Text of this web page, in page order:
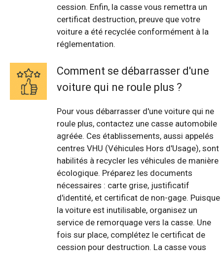
cession. Enfin, la casse vous remettra un
certificat destruction, preuve que votre
voiture a été recyclée conformément à la
réglementation.
Comment se débarrasser d'une
voiture qui ne roule plus ?
Pour vous débarrasser d'une voiture qui ne
roule plus, contactez une casse automobile
agréée. Ces établissements, aussi appelés
centres VHU (Véhicules Hors d'Usage), sont
habilités à recycler les véhicules de manière
écologique. Préparez les documents
nécessaires : carte grise, justificatif
d'identité, et certificat de non-gage. Puisque
la voiture est inutilisable, organisez un
service de remorquage vers la casse. Une
fois sur place, complétez le certificat de
cession pour destruction. La casse vous